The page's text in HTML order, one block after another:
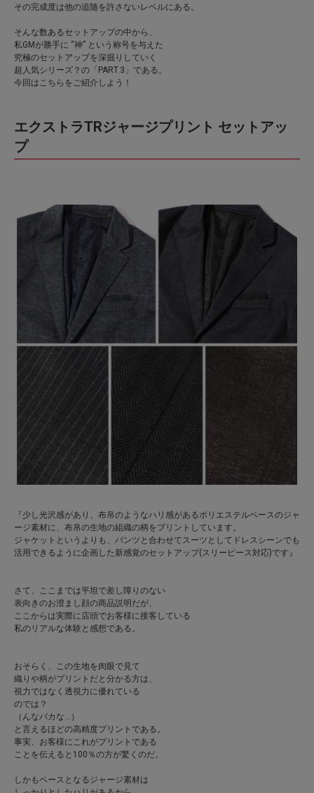
その完成度は他の追随を許さないレベルにある。
そんな数あるセットアップの中から、
私GMが勝手に “神” という称号を与えた
究極のセットアップを深掘りしていく
超人気シリーズ？の「PART.3」である。
今回はこちらをご紹介しよう！
エクストラTRジャージプリント セットアッ
プ
『少し光沢感があり、布帛のようなハリ感があるポリエステルベースのジャ
ージ素材に、布帛の生地の組織の柄をプリントしています。
ジャケットというよりも、パンツと合わせてスーツとしてドレスシーンでも
活用できるように企画した新感覚のセットアップ(スリーピース対応)です』
さて、ここまでは平坦で差し障りのない
表向きのお澄まし顔の商品説明だが、
ここからは実際に店頭でお客様に接客している
私のリアルな体験と感想である。
おそらく、この生地を肉眼で見て
織りや柄がプリントだと分かる方は、
視力ではなく透視力に優れている
のでは？
（んなバカな…）
と言えるほどの高精度プリントである。
事実、お客様にこれがプリントである
ことを伝えると100％の方が驚くのだ。
しかもベースとなるジャージ素材は